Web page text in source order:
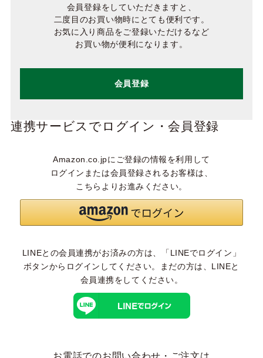
会員登録をしていただきますと、
二度目のお買い物時にとても便利です。
お気に入り商品をご登録いただけるなど
お買い物が便利になります。
会員登録
連携サービスでログイン・会員登録
Amazon.co.jpにご登録の情報を利用して
ログインまたは会員登録されるお客様は、
こちらよりお進みください。
LINEとの会員連携がお済みの方は、「LINEでログイン」
ボタンからログインしてください。まだの方は、 LINEと
会員連携をしてください。
お電話でのお問い合わせ・ご注文は